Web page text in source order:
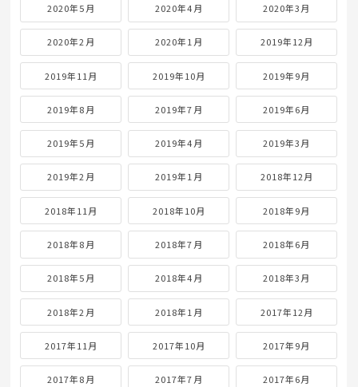
2020年5月 2020年4月 2020年3月
2020年2月 2020年1月 2019年12月
2019年11月 2019年10月 2019年9月
2019年8月 2019年7月 2019年6月
2019年5月 2019年4月 2019年3月
2019年2月 2019年1月 2018年12月
2018年11月 2018年10月 2018年9月
2018年8月 2018年7月 2018年6月
2018年5月 2018年4月 2018年3月
2018年2月 2018年1月 2017年12月
2017年11月 2017年10月 2017年9月
2017年8月 2017年7月 2017年6月